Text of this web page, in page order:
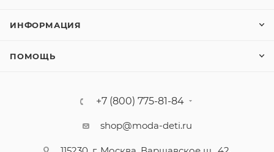
ИНФОРМАЦИЯ
ПОМОЩЬ
+7 (800) 775-81-84
shop@moda-deti.ru